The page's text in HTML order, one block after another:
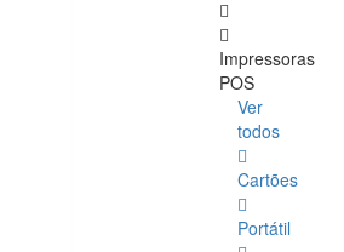
Impressoras
POS
Ver
todos
Cartões
Portátil